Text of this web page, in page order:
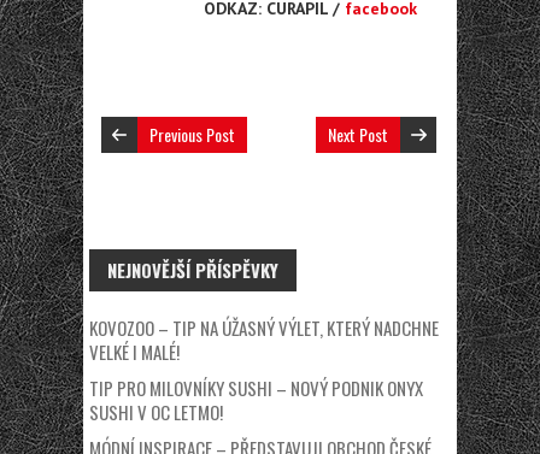
ODKAZ: CURAPIL / facebook
Previous Post Next Post
NEJNOVĚJŠÍ PŘÍSPĚVKY
KOVOZOO – TIP NA ÚŽASNÝ VÝLET, KTERÝ NADCHNE
VELKÉ I MALÉ!
TIP PRO MILOVNÍKY SUSHI – NOVÝ PODNIK ONYX
SUSHI V OC LETMO!
MÓDNÍ INSPIRACE – PŘEDSTAVUJI OBCHOD ČESKÉ